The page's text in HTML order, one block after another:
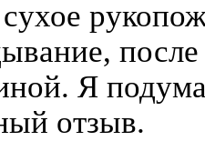
Я
отзыв.